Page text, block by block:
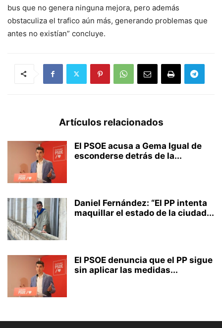
bus que no genera ninguna mejora, pero además
obstaculiza el trafico aún más, generando problemas que
antes no existían” concluye.
Artículos relacionados
El PSOE acusa a Gema Igual de
esconderse detrás de la...
Daniel Fernández: “El PP intenta
maquillar el estado de la ciudad...
El PSOE denuncia que el PP sigue
sin aplicar las medidas...